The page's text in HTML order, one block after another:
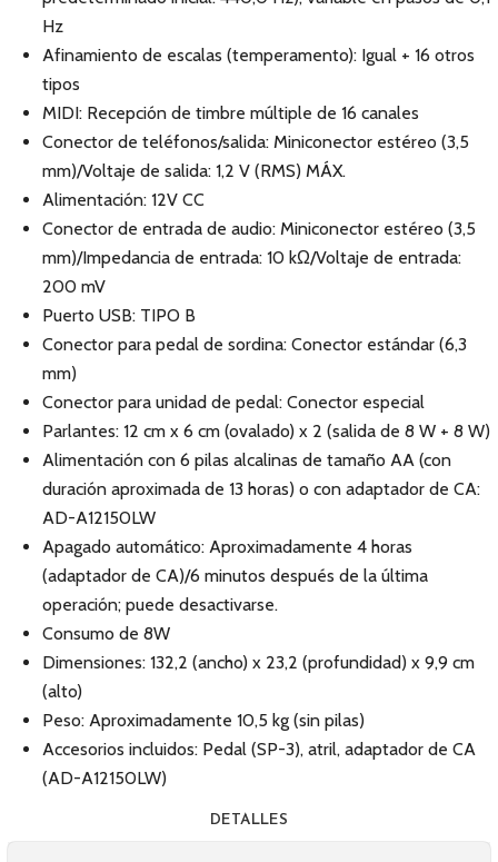
Hz
Afinamiento de escalas (temperamento): Igual + 16 otros
tipos
MIDI: Recepción de timbre múltiple de 16 canales
Conector de teléfonos/salida: Miniconector estéreo (3,5
mm)/Voltaje de salida: 1,2 V (RMS) MÁX.
Alimentación: 12V CC
Conector de entrada de audio: Miniconector estéreo (3,5
mm)/Impedancia de entrada: 10 kΩ/Voltaje de entrada:
200 mV
Puerto USB: TIPO B
Conector para pedal de sordina: Conector estándar (6,3
mm)
Conector para unidad de pedal: Conector especial
Parlantes: 12 cm x 6 cm (ovalado) x 2 (salida de 8 W + 8 W)
Alimentación con 6 pilas alcalinas de tamaño AA (con
duración aproximada de 13 horas) o con adaptador de CA:
AD-A12150LW
Apagado automático: Aproximadamente 4 horas
(adaptador de CA)/6 minutos después de la última
operación; puede desactivarse.
Consumo de 8W
Dimensiones: 132,2 (ancho) x 23,2 (profundidad) x 9,9 cm
(alto)
Peso: Aproximadamente 10,5 kg (sin pilas)
Accesorios incluidos: Pedal (SP-3), atril, adaptador de CA
(AD-A12150LW)
DETALLES